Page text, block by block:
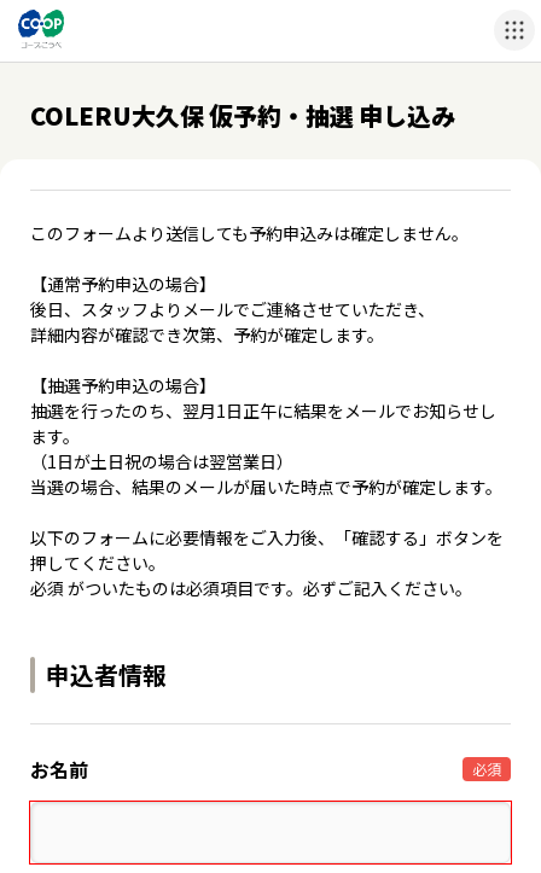
COLERU大久保 仮予約・抽選 申し込み
このフォームより送信しても予約申込みは確定しません。
【通常予約申込の場合】
後日、スタッフよりメールでご連絡させていただき、
詳細内容が確認でき次第、予約が確定します。
【抽選予約申込の場合】
抽選を行ったのち、翌月1日正午に結果をメールでお知らせし
ます。
（1日が土日祝の場合は翌営業日）
当選の場合、結果のメールが届いた時点で予約が確定します。
以下のフォームに必要情報をご入力後、「確認する」ボタンを
押してください。
必須 がついたものは必須項目です。必ずご記入ください。
申込者情報
お名前 必須